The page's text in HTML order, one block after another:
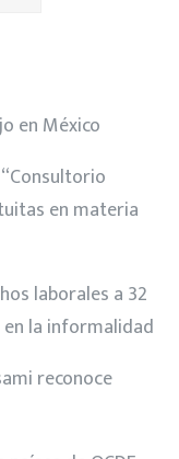
en México
en materia
laborales a 32
la informalidad
reconoce